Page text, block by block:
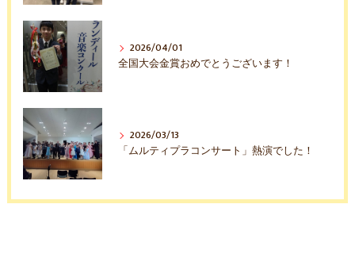
2026/04/01
全国大会金賞おめでとうございます！
2026/03/13
「ムルティプラコンサート」熱演でした！